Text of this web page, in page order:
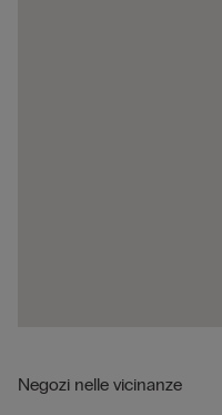
Negozi nelle vicinanze